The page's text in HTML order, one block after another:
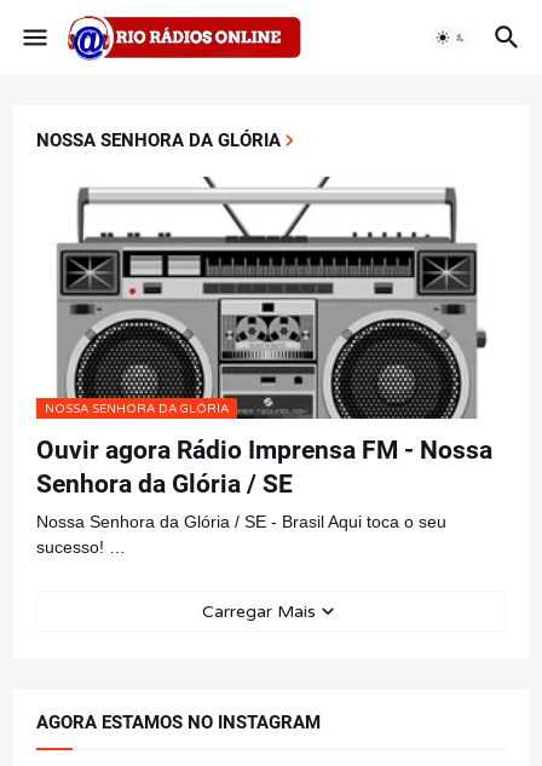
NOSSA SENHORA DA GLÓRIA
NOSSA SENHORA DA GLÓRIA
Ouvir agora Rádio Imprensa FM - Nossa
Senhora da Glória / SE
Nossa Senhora da Glória / SE - Brasil Aqui toca o seu
sucesso! …
Carregar Mais
AGORA ESTAMOS NO INSTAGRAM